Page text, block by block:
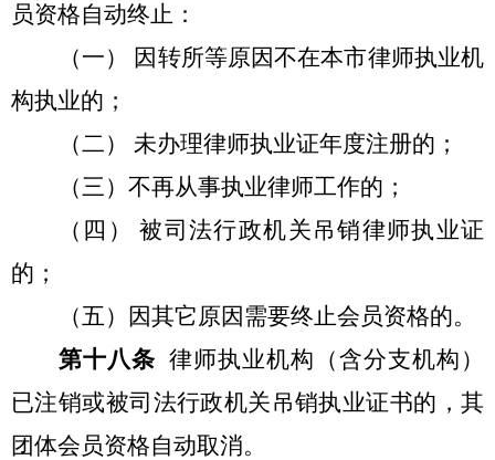
员资格自动终止：
（一） 因转所等原因不在本市律师执业机
构执业的；
（二） 未办理律师执业证年度注册的；
（三）不再从事执业律师工作的；
（四） 被司法行政机关吊销律师执业证
的；
（五）因其它原因需要终止会员资格的。
第十八条 律师执业机构（含分支机构）
已注销或被司法行政机关吊销执业证书的，其
团体会员资格自动取消。